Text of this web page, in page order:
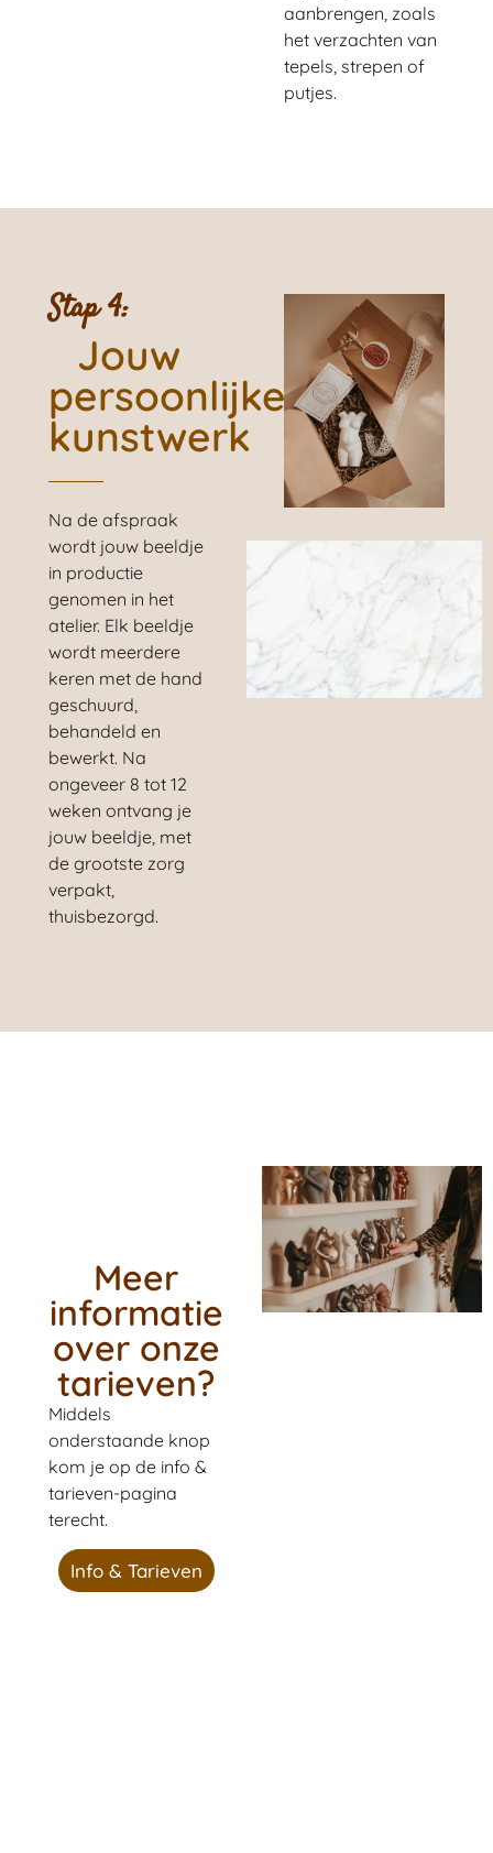
aanbrengen, zoals
het verzachten van
tepels, strepen of
putjes.
Stap 4:
Jouw
persoonlijke
kunstwerk
Na de afspraak
wordt jouw beeldje
in productie
genomen in het
atelier. Elk beeldje
wordt meerdere
keren met de hand
geschuurd,
behandeld en
bewerkt. Na
ongeveer 8 tot 12
weken ontvang je
jouw beeldje, met
de grootste zorg
verpakt,
thuisbezorgd.
Meer
informatie
over onze
tarieven?
Middels
onderstaande knop
kom je op de info &
tarieven-pagina
terecht.
Info & Tarieven